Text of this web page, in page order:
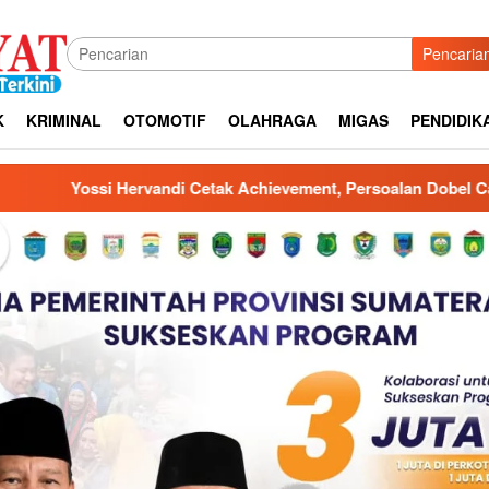
KRIMINAL OTOMOTIF OLAHRAGA MIGAS
Persoalan Dobel Catat Aset Pemprov Sumsel dan Lanud